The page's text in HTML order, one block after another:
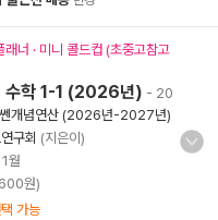
너 · 미니 콜드컵 (초중고참고
수학 1-1 (2026년) - 20
개념연산 (2026년-2027년)
구회 (지은이)
월
원)
가능